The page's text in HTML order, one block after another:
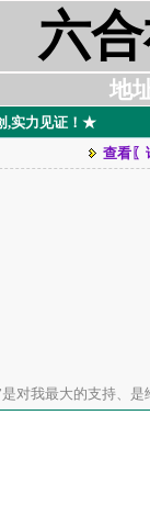
六
地
,实力见证！★
查看〖
对我最大的支持、